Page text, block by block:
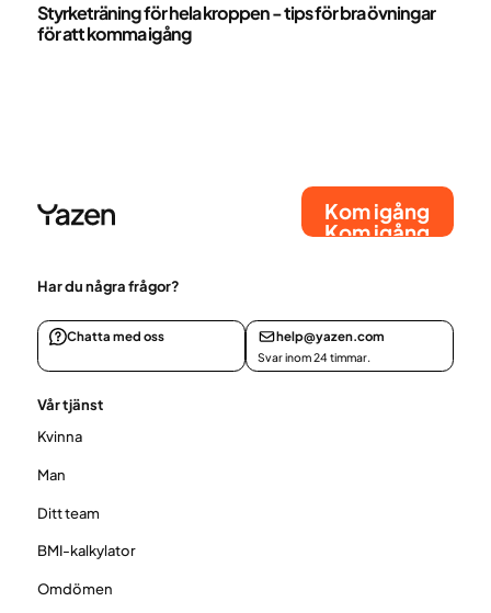
Styrketräning för hela kroppen - tips för bra övningar
för att komma igång
Kom igång
Kom igång
Har du några frågor?
Chatta med oss help@yazen.com
Svar inom 24 timmar.
Vår tjänst
Kvinna
Man
Ditt team
BMI-kalkylator
Omdömen